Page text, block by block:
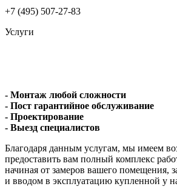
+7 (495) 507-27-83
Услуги
- Монтаж любой сложности
- Пост гарантийное обслуживание
- Проектирование
- Выезд специалистов
Благодаря данным услугам, мы имеем
предоставить вам полный комплекс
начиная от замеров вашего помещения,
и вводом в эксплуатацию купленной у